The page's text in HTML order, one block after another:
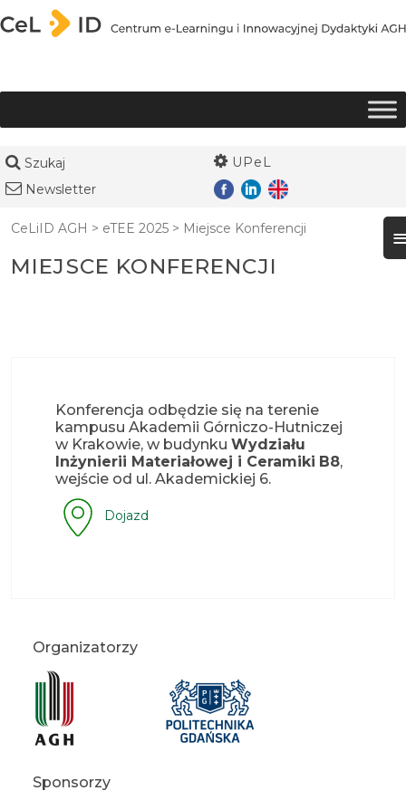
Przejdź do treści
Szukaj
UPeL
Newsletter
CeLiID AGH > eTEE 2025 > Miejsce Konferencji
MIEJSCE KONFERENCJI
Konferencja odbędzie się na terenie
kampusu Akademii Górniczo-Hutniczej
w Krakowie, w budynku Wydziału
Inżynierii Materiałowej i Ceramiki B8,
wejście od ul. Akademickiej 6.
Dojazd
Organizatorzy
Sponsorzy